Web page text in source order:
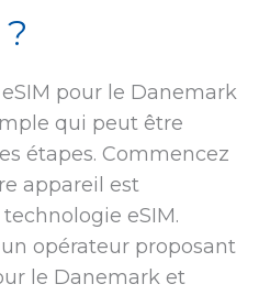
eSIM pour le Danemark
qui peut être
étapes. Commencez
appareil est
eSIM.
opérateur proposant
le Danemark et